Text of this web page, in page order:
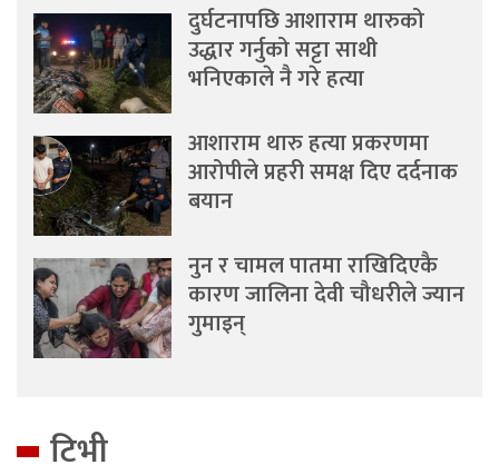
दुर्घटनापछि आशाराम थारुको
उद्धार गर्नुको सट्टा साथी
भनिएकाले नै गरे हत्या
आशाराम थारु हत्या प्रकरणमा
आरोपीले प्रहरी समक्ष दिए दर्दनाक
बयान
नुन र चामल पातमा राखिदिएकै
कारण जालिना देवी चौधरीले ज्यान
गुमाइन्
टिभी